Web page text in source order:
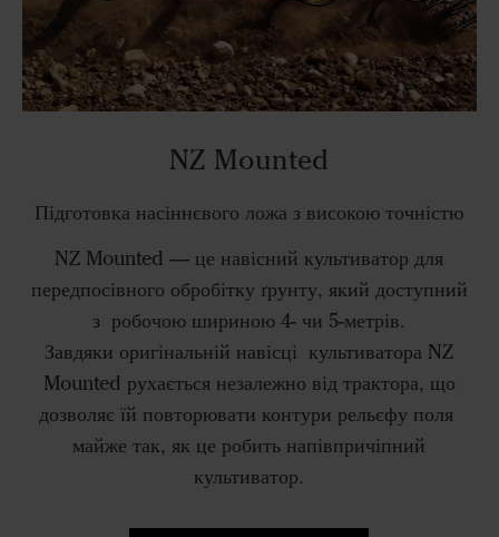
NZ Mounted
Підготовка насіннєвого ложа з високою точністю
NZ Mounted — це навісний культиватор для
передпосівного обробітку ґрунту, який доступний
з робочою шириною 4- чи 5-метрів.
Завдяки оригінальній навісці культиватора NZ
Mounted рухається незалежно від трактора, що
дозволяє їй повторювати контури рельєфу поля
майже так, як це робить напівпричіпний
культиватор.